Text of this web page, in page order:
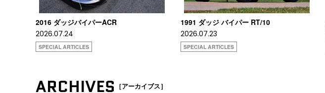
2016 ダッジバイパーACR
2026.07.24
SPECIAL ARTICLES
1991 ダッジ バイパー RT/10
2026.07.23
SPECIAL ARTICLES
ARCHIVES ［アーカイブス］